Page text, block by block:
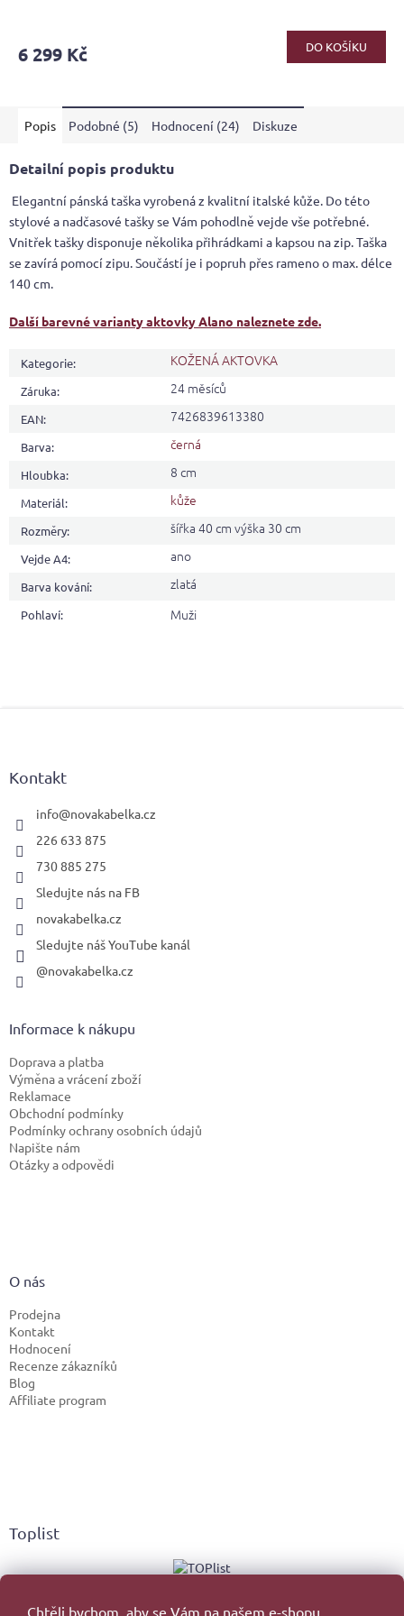
Chtěli bychom, aby se Vám na našem e-shopu
je
hvězdiček.
6 299 Kč DO KOŠÍKU
Popis Podobné (5) Hodnocení (24) Diskuze
Detailní popis produktu
Elegantní pánská taška vyrobená z kvalitní italské kůže. Do této
stylové a nadčasové tašky se Vám pohodlně vejde vše potřebné.
Vnitřek tašky disponuje několika přihrádkami a kapsou na zip. Taška
se zavírá pomocí zipu. Součástí je i popruh přes rameno o max. délce
140 cm.
Další barevné varianty aktovky Alano naleznete zde.
Kategorie: KOŽENÁ AKTOVKA
Záruka: 24 měsíců
EAN: 7426839613380
Barva: černá
Hloubka: 8 cm
Materiál: kůže
Rozměry: šířka 40 cm výška 30 cm
Vejde A4: ano
Barva kování: zlatá
Pohlaví: Muži
Kontakt
info@novakabelka.cz
226 633 875
730 885 275
Sledujte nás na FB
novakabelka.cz
Sledujte náš YouTube kanál
@novakabelka.cz
Informace k nákupu
Doprava a platba
Výměna a vrácení zboží
Reklamace
Obchodní podmínky
Podmínky ochrany osobních údajů
Napište nám
Otázky a odpovědi
O nás
Prodejna
Kontakt
Hodnocení
Recenze zákazníků
Blog
Affiliate program
Toplist